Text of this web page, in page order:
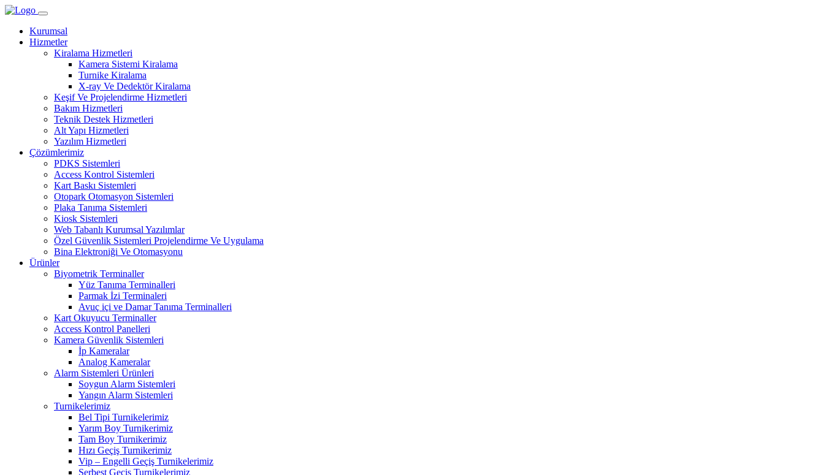
Kurumsal
Hizmetler
Kiralama Hizmetleri
Kamera Sistemi Kiralama
Turnike Kiralama
X-ray Ve Dedektör Kiralama
Keşif Ve Projelendirme Hizmetleri
Bakım Hizmetleri
Teknik Destek Hizmetleri
Alt Yapı Hizmetleri
Yazılım Hizmetleri
Çözümlerimiz
PDKS Sistemleri
Access Kontrol Sistemleri
Kart Baskı Sistemleri
Otopark Otomasyon Sistemleri
Plaka Tanıma Sistemleri
Kiosk Sistemleri
Web Tabanlı Kurumsal Yazılımlar
Özel Güvenlik Sistemleri Projelendirme Ve Uygulama
Bina Elektroniği Ve Otomasyonu
Ürünler
Biyometrik Terminaller
Yüz Tanıma Terminalleri
Parmak İzi Terminaleri
Avuç içi ve Damar Tanıma Terminalleri
Kart Okuyucu Terminaller
Access Kontrol Panelleri
Kamera Güvenlik Sistemleri
İp Kameralar
Analog Kameralar
Alarm Sistemleri Ürünleri
Soygun Alarm Sistemleri
Yangın Alarm Sistemleri
Turnikelerimiz
Bel Tipi Turnikelerimiz
Yarım Boy Turnikerimiz
Tam Boy Turnikerimiz
Hızı Geçiş Turnikerimiz
Vip – Engelli Geçiş Turnikelerimiz
Serbest Geçiş Turnikelerimiz